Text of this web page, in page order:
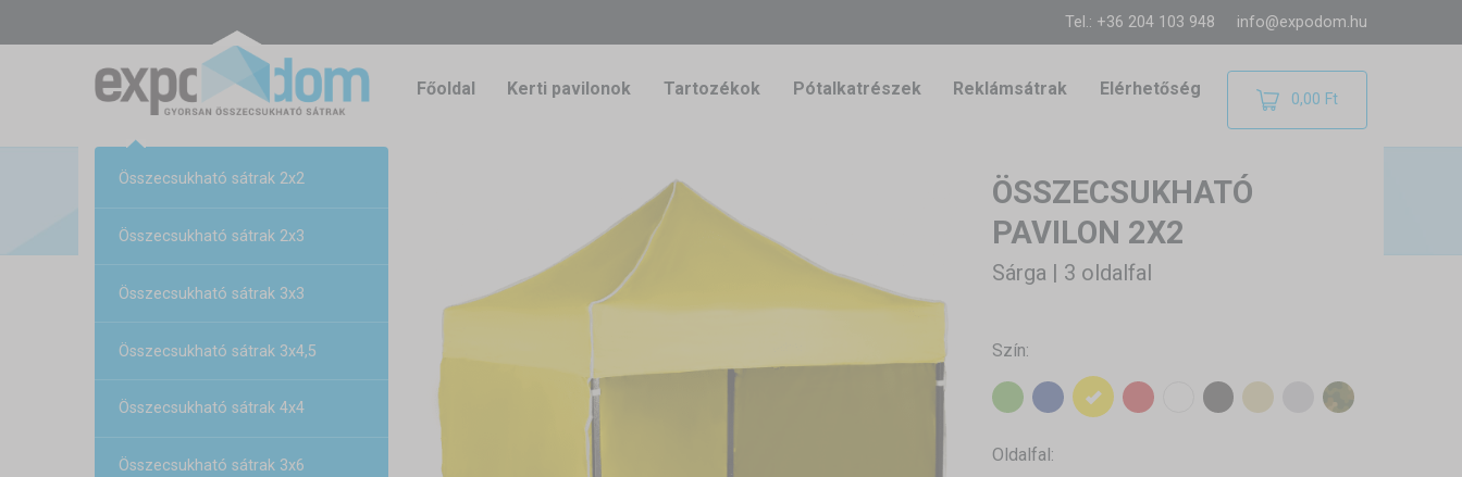
Tel.: +36 204 103 948 info@expodom.hu
Főoldal Kerti pavilonok Tartozékok Pótalkatrészek Reklámsátrak Elérhetőség 0,00 Ft
Összecsukható sátrak 2x2
Összecsukható sátrak 2x3
Összecsukható sátrak 3x3
Összecsukható sátrak 3x4,5
Összecsukható sátrak 4x4
Összecsukható sátrak 3x6
ÖSSZECSUKHATÓ
PAVILON 2X2
Sárga | 3 oldalfal
Szín:
Oldalfal: